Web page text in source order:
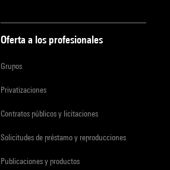
Oferta a los profesionales
Grupos
Privatizaciones
Contratos públicos y licitaciones
Solicitudes de préstamo y reproducciones
Publicaciones y productos